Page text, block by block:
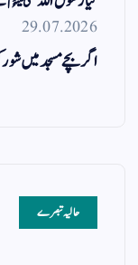
29.07.2026
اگر بچے مسجد میں
حالیہ تبصرے